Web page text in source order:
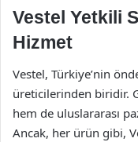
Vestel Yetkili
Hizmet
Vestel, Türkiye’nin
üreticilerinden biridir.
hem de uluslararası
Ancak, her ürün gibi,